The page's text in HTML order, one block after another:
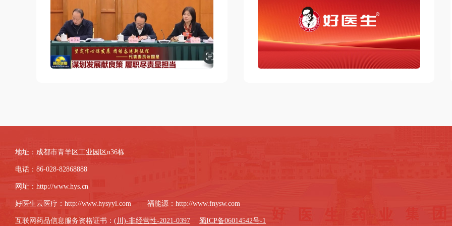
地址：成都市青羊区工业园区n36栋
电话：86-028-82868888
网址： http://www.hys.cn
好医生云医疗： http://www.hysyyl.com 福能源： http://www.fnysw.com
互联网药品信息服务资格证书： (川)-非经营性-2021-0397 蜀ICP备06014542号-1